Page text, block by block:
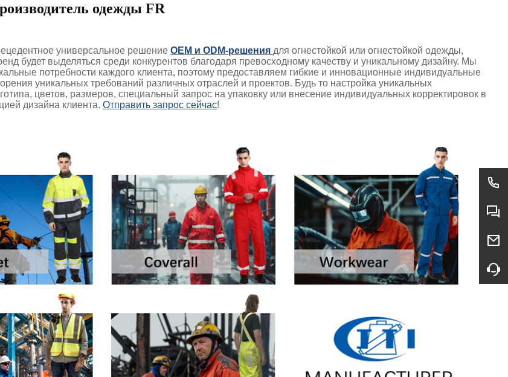
одежды FR
универсальное решение OEM и ODM-решения для огнестойкой или огнестойкой одежды,
будет выделяться среди конкурентов благодаря превосходному качеству и уникальному дизайну. Мы
потребности каждого клиента, поэтому предоставляем гибкие и инновационные индивидуальные
уникальных требований различных отраслей и проектов. Будь то настройка уникальных
цветов, размеров, специальный запрос на упаковку или внесение индивидуальных корректировок в
дизайна клиента. Отправить запрос сейчас!